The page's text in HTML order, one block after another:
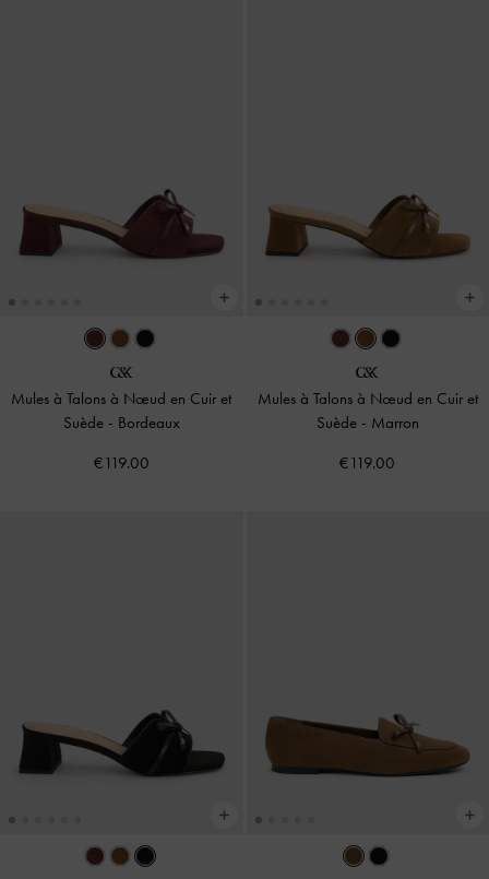
Mules à Talons à Nœud en Cuir et
Suède - Bordeaux
€119.00
Mules à Talons à Nœud en Cuir et
Suède - Marron
€119.00